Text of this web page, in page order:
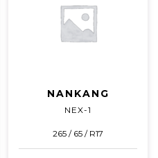
NANKANG
NEX-1
265 / 65 / R17